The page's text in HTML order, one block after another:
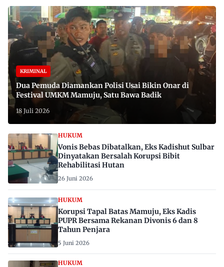
KRIMINAL
Dua Pemuda Diamankan Polisi Usai Bikin Onar di
Festival UMKM Mamuju, Satu Bawa Badik
18 Juli 2026
HUKUM
Vonis Bebas Dibatalkan, Eks Kadishut Sulbar
Dinyatakan Bersalah Korupsi Bibit
Rehabilitasi Hutan
26 Juni 2026
HUKUM
Korupsi Tapal Batas Mamuju, Eks Kadis
PUPR Bersama Rekanan Divonis 6 dan 8
Tahun Penjara
5 Juni 2026
HUKUM